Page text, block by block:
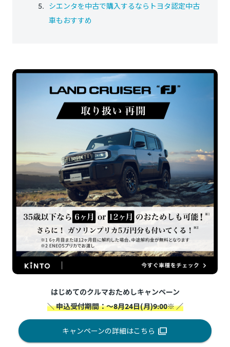
シエンタを中古で購入するならトヨタ認定中古
車もおすすめ
はじめてのクルマおためしキャンペーン
＼ 申込受付期間：～8月24日(月)9:00※ ／
キャンペーンの詳細はこちら